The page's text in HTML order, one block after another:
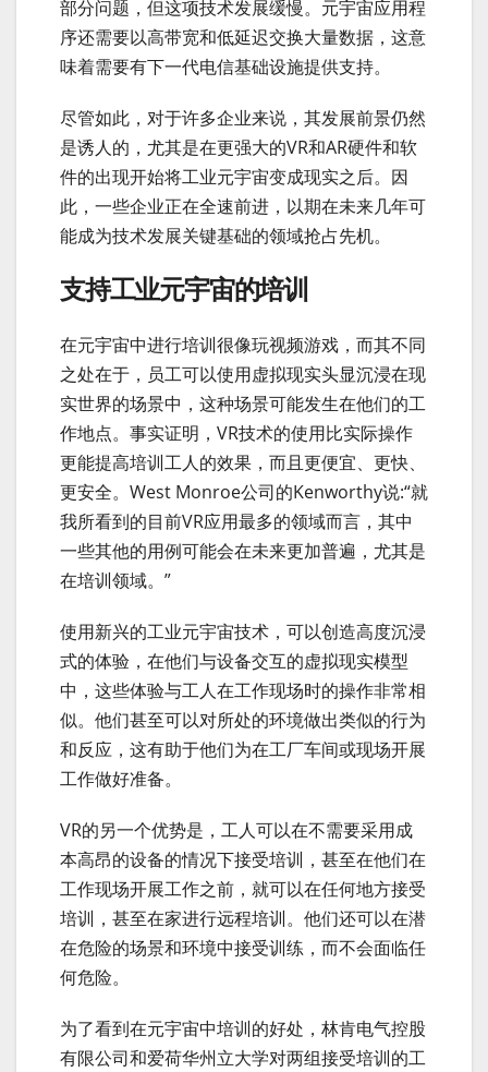
部分问题，但这项技术发展缓慢。元宇宙应用程
序还需要以高带宽和低延迟交换大量数据，这意
味着需要有下一代电信基础设施提供支持。
尽管如此，对于许多企业来说，其发展前景仍然
是诱人的，尤其是在更强大的VR和AR硬件和软
件的出现开始将工业元宇宙变成现实之后。因
此，一些企业正在全速前进，以期在未来几年可
能成为技术发展关键基础的领域抢占先机。
支持工业元宇宙的培训
在元宇宙中进行培训很像玩视频游戏，而其不同
之处在于，员工可以使用虚拟现实头显沉浸在现
实世界的场景中，这种场景可能发生在他们的工
作地点。事实证明，VR技术的使用比实际操作
更能提高培训工人的效果，而且更便宜、更快、
更安全。West Monroe公司的Kenworthy说:“就
我所看到的目前VR应用最多的领域而言，其中
一些其他的用例可能会在未来更加普遍，尤其是
在培训领域。”
使用新兴的工业元宇宙技术，可以创造高度沉浸
式的体验，在他们与设备交互的虚拟现实模型
中，这些体验与工人在工作现场时的操作非常相
似。他们甚至可以对所处的环境做出类似的行为
和反应，这有助于他们为在工厂车间或现场开展
工作做好准备。
VR的另一个优势是，工人可以在不需要采用成
本高昂的设备的情况下接受培训，甚至在他们在
工作现场开展工作之前，就可以在任何地方接受
培训，甚至在家进行远程培训。他们还可以在潜
在危险的场景和环境中接受训练，而不会面临任
何危险。
为了看到在元宇宙中培训的好处，林肯电气控股
有限公司和爱荷华州立大学对两组接受培训的工